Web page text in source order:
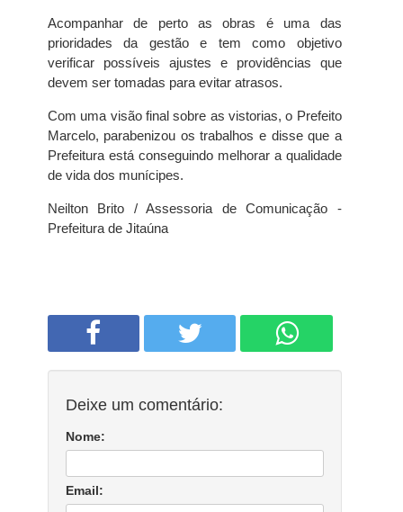
Acompanhar de perto as obras é uma das
prioridades da gestão e tem como objetivo
verificar possíveis ajustes e providências que
devem ser tomadas para evitar atrasos.
Com uma visão final sobre as vistorias, o Prefeito
Marcelo, parabenizou os trabalhos e disse que a
Prefeitura está conseguindo melhorar a qualidade
de vida dos munícipes.
Neilton Brito / Assessoria de Comunicação -
Prefeitura de Jitaúna
Deixe um comentário:
Nome:
Email: